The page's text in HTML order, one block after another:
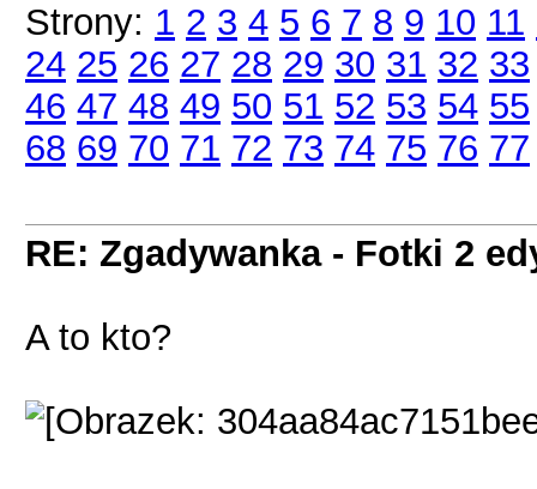
Strony: 1 2 3 4 5 6 7 8 9 10 11
24 25 26 27 28 29 30 31 32 33
46 47 48 49 50 51 52 53 54 55
68 69 70 71 72 73 74 75 76 77
RE: Zgadywanka - Fotki 2
A to kto?